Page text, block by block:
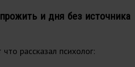
и дня без источника
рассказал психолог: